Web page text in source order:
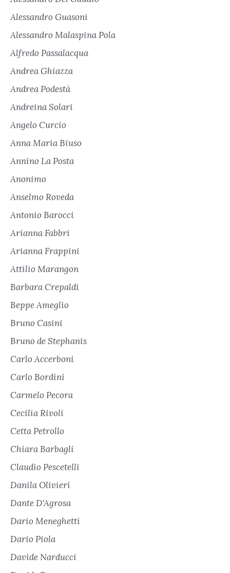
Alessandro Guasoni
Alessandro Malaspina Pola
Alfredo Passalacqua
Andrea Ghiazza
Andrea Podestà
Andreina Solari
Angelo Curcio
Anna Maria Biuso
Annino La Posta
Anonimo
Anselmo Roveda
Antonio Barocci
Arianna Fabbri
Arianna Frappini
Attilio Marangon
Barbara Crepaldi
Beppe Ameglio
Bruno Casini
Bruno de Stephanis
Carlo Accerboni
Carlo Bordini
Carmelo Pecora
Cecilia Rivoli
Cetta Petrollo
Chiara Barbagli
Claudio Pescetelli
Danila Olivieri
Dante D'Agrosa
Dario Meneghetti
Dario Piola
Davide Narducci